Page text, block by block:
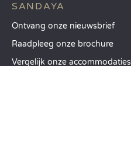
SANDAYA
Ontvang onze nieuwsbrief
Raadpleeg onze brochure
Vergelijk onze accommodaties